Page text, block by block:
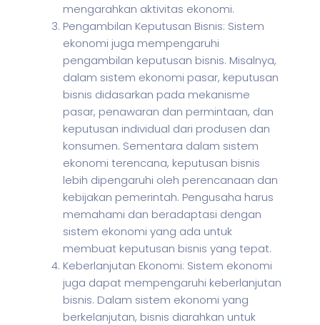
mengarahkan aktivitas ekonomi.
Pengambilan Keputusan Bisnis: Sistem
ekonomi juga mempengaruhi
pengambilan keputusan bisnis. Misalnya,
dalam sistem ekonomi pasar, keputusan
bisnis didasarkan pada mekanisme
pasar, penawaran dan permintaan, dan
keputusan individual dari produsen dan
konsumen. Sementara dalam sistem
ekonomi terencana, keputusan bisnis
lebih dipengaruhi oleh perencanaan dan
kebijakan pemerintah. Pengusaha harus
memahami dan beradaptasi dengan
sistem ekonomi yang ada untuk
membuat keputusan bisnis yang tepat.
Keberlanjutan Ekonomi: Sistem ekonomi
juga dapat mempengaruhi keberlanjutan
bisnis. Dalam sistem ekonomi yang
berkelanjutan, bisnis diarahkan untuk